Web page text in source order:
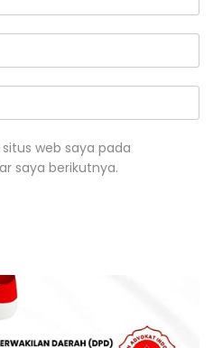
web saya pada
saya berikutnya.